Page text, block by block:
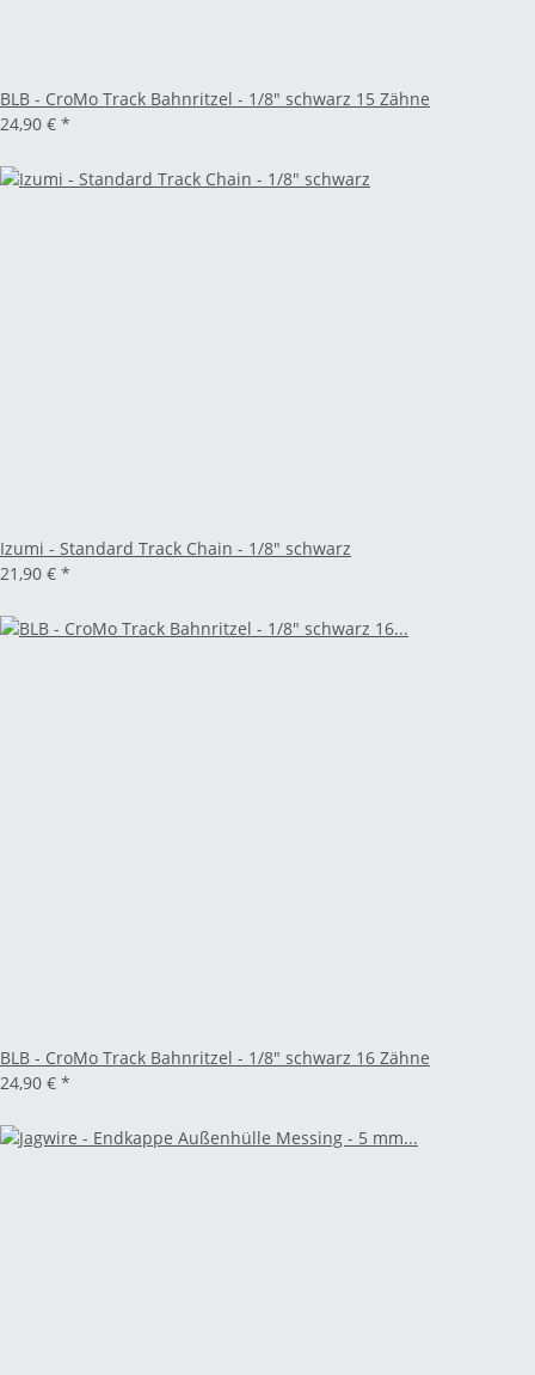
BLB - CroMo Track Bahnritzel - 1/8" schwarz 15 Zähne
24,90 € *
Izumi - Standard Track Chain - 1/8" schwarz
21,90 € *
BLB - CroMo Track Bahnritzel - 1/8" schwarz 16 Zähne
24,90 € *